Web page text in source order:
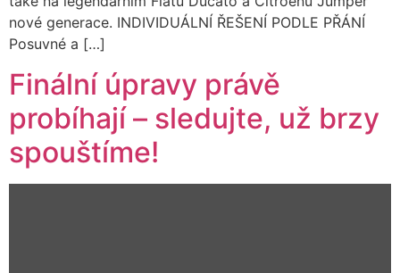
nové generace. INDIVIDUÁLNÍ ŘEŠENÍ PODLE PŘÁNÍ
Posuvné a […]
Finální úpravy právě
probíhají – sledujte, už brzy
spouštíme!